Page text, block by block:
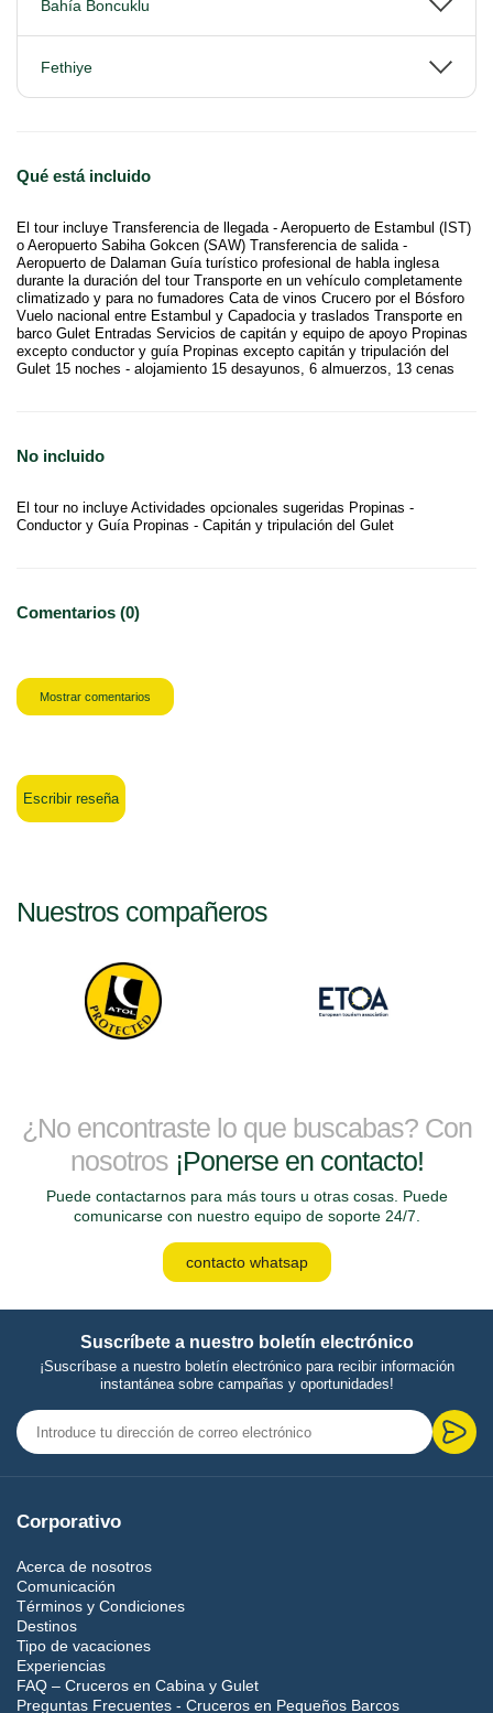
Bahía Boncuklu
Fethiye
Qué está incluido
El tour incluye Transferencia de llegada - Aeropuerto de Estambul (IST)
o Aeropuerto Sabiha Gokcen (SAW) Transferencia de salida -
Aeropuerto de Dalaman Guía turístico profesional de habla inglesa
durante la duración del tour Transporte en un vehículo completamente
climatizado y para no fumadores Cata de vinos Crucero por el Bósforo
Vuelo nacional entre Estambul y Capadocia y traslados Transporte en
barco Gulet Entradas Servicios de capitán y equipo de apoyo Propinas
excepto conductor y guía Propinas excepto capitán y tripulación del
Gulet 15 noches - alojamiento 15 desayunos, 6 almuerzos, 13 cenas
No incluido
El tour no incluye Actividades opcionales sugeridas Propinas -
Conductor y Guía Propinas - Capitán y tripulación del Gulet
Comentarios (0)
Mostrar comentarios
Escribir reseña
Nuestros compañeros
¿No encontraste lo que buscabas? Con
nosotros ¡Ponerse en contacto!
Puede contactarnos para más tours u otras cosas. Puede
comunicarse con nuestro equipo de soporte 24/7.
contacto whatsap
Suscríbete a nuestro boletín electrónico
¡Suscríbase a nuestro boletín electrónico para recibir información
instantánea sobre campañas y oportunidades!
Corporativo
Acerca de nosotros
Comunicación
Términos y Condiciones
Destinos
Tipo de vacaciones
Experiencias
FAQ – Cruceros en Cabina y Gulet
Preguntas Frecuentes - Cruceros en Pequeños Barcos